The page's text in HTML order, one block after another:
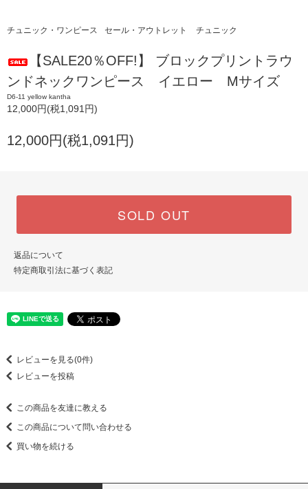
チュニック・ワンピース セール・アウトレット チュニック
【SALE20％OFF!】 ブロックプリントラウ
ンドネックワンピース イエロー Mサイズ
D6-11 yellow kantha
12,000円(税1,091円)
12,000円(税1,091円)
SOLD OUT
返品について
特定商取引法に基づく表記
レビューを見る(0件)
レビューを投稿
この商品を友達に教える
この商品について問い合わせる
買い物を続ける